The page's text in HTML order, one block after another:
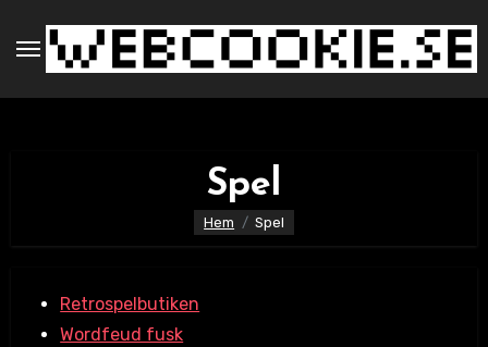
till
innehåll
Spel
Hem Spel
Retrospelbutiken
Wordfeud fusk